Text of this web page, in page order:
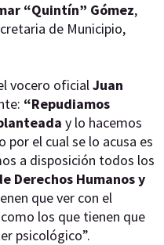
“Quintín” Gómez,
de Municipio,
vocero oficialJuan
“Repudiamos
y lo hacemos
el cual se lo acusa es
a disposición todos los
Derechos Humanos y
que ver con el
los que tienen que
psicológico”.